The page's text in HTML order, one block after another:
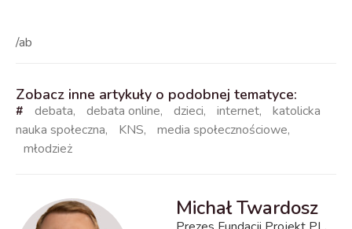
/ab
Zobacz inne artykuły o podobnej tematyce:
# debata, debata online, dzieci, internet,
katolicka
nauka społeczna, KNS, media społecznościowe,
młodzież
Michał Twardosz